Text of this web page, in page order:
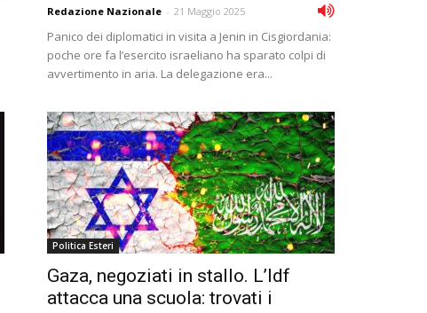
Redazione Nazionale - 21 Maggio 2025
Panico dei diplomatici in visita a Jenin in Cisgiordania:
poche ore fa l’esercito israeliano ha sparato colpi di
avvertimento in aria. La delegazione era...
Politica Esteri
Gaza, negoziati in stallo. L’Idf
attacca una scuola: trovati i